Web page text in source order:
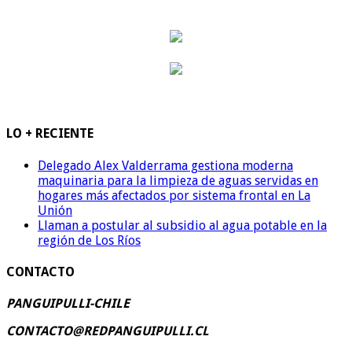
LO + RECIENTE
Delegado Alex Valderrama gestiona moderna
maquinaria para la limpieza de aguas servidas en
hogares más afectados por sistema frontal en La
Unión
Llaman a postular al subsidio al agua potable en la
región de Los Ríos
CONTACTO
PANGUIPULLI-CHILE
CONTACTO@REDPANGUIPULLI.CL